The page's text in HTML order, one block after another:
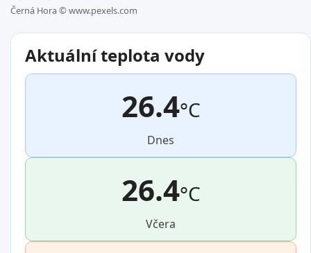
Černá Hora © www.pexels.com
Aktuální teplota vody
26.4°C
Dnes
26.4°C
Včera